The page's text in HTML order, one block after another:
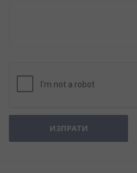
ИЗПРАТИ